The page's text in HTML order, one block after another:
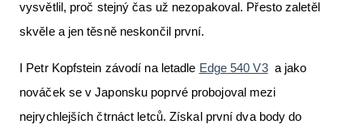
vysvětlil, proč stejný čas už nezopakoval. Přesto zaletěl
skvěle a jen těsně neskončil první.
I Petr Kopfstein závodí na letadle Edge 540 V3a jako
nováček se v Japonsku poprvé probojoval mezi
nejrychlejších čtrnáct letců. Získal první dva body do